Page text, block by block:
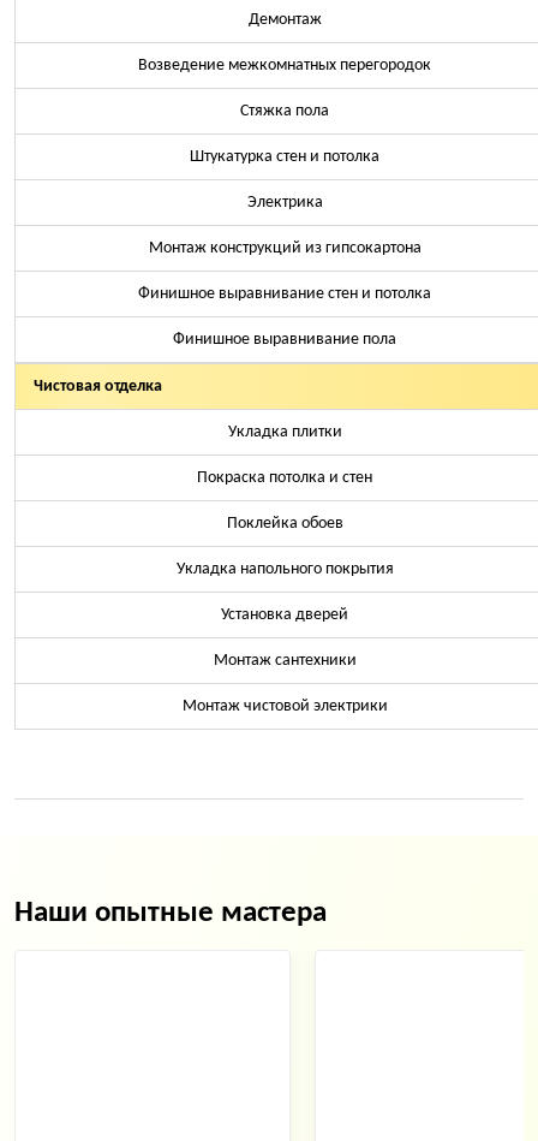
Демонтаж
Возведение межкомнатных перегородок
Стяжка пола
Штукатурка стен и потолка
Электрика
Монтаж конструкций из гипсокартона
Финишное выравнивание стен и потолка
Финишное выравнивание пола
Чистовая отделка
Укладка плитки
Покраска потолка и стен
Поклейка обоев
Укладка напольного покрытия
Установка дверей
Монтаж сантехники
Монтаж чистовой электрики
Наши опытные мастера